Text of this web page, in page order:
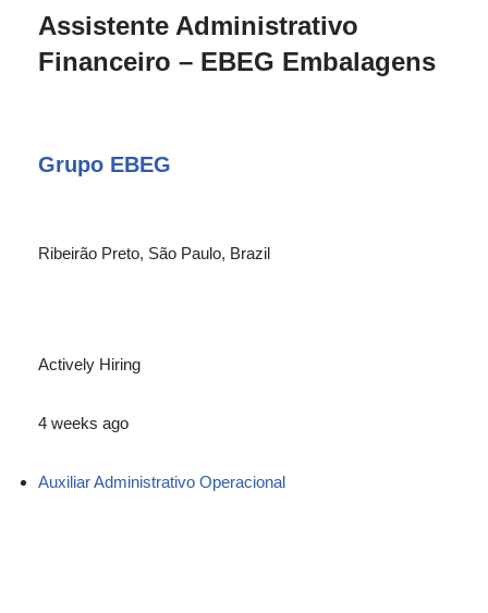
Assistente Administrativo
Financeiro – EBEG Embalagens
Grupo EBEG
Ribeirão Preto, São Paulo, Brazil
Actively Hiring
4 weeks ago
Auxiliar Administrativo Operacional